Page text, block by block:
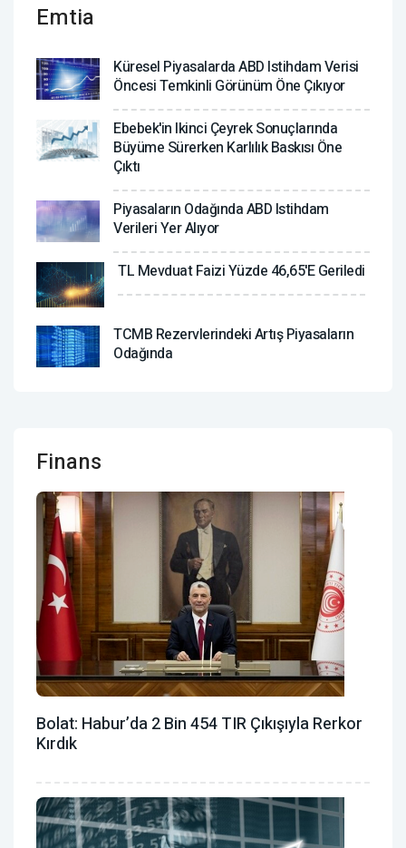
Emtia
Küresel Piyasalarda ABD Istihdam Verisi
Öncesi Temkinli Görünüm Öne Çıkıyor
Ebebek'in Ikinci Çeyrek Sonuçlarında
Büyüme Sürerken Karlılık Baskısı Öne
Çıktı
Piyasaların Odağında ABD Istihdam
Verileri Yer Alıyor
TL Mevduat Faizi Yüzde 46,65'e Geriledi
TCMB Rezervlerindeki Artış Piyasaların
Odağında
Finans
Bolat: Habur’da 2 Bin 454 TIR Çıkışıyla Rerkor
Kırdık